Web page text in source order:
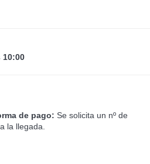
10:00
de pago: Se solicita un nº de
la llegada.